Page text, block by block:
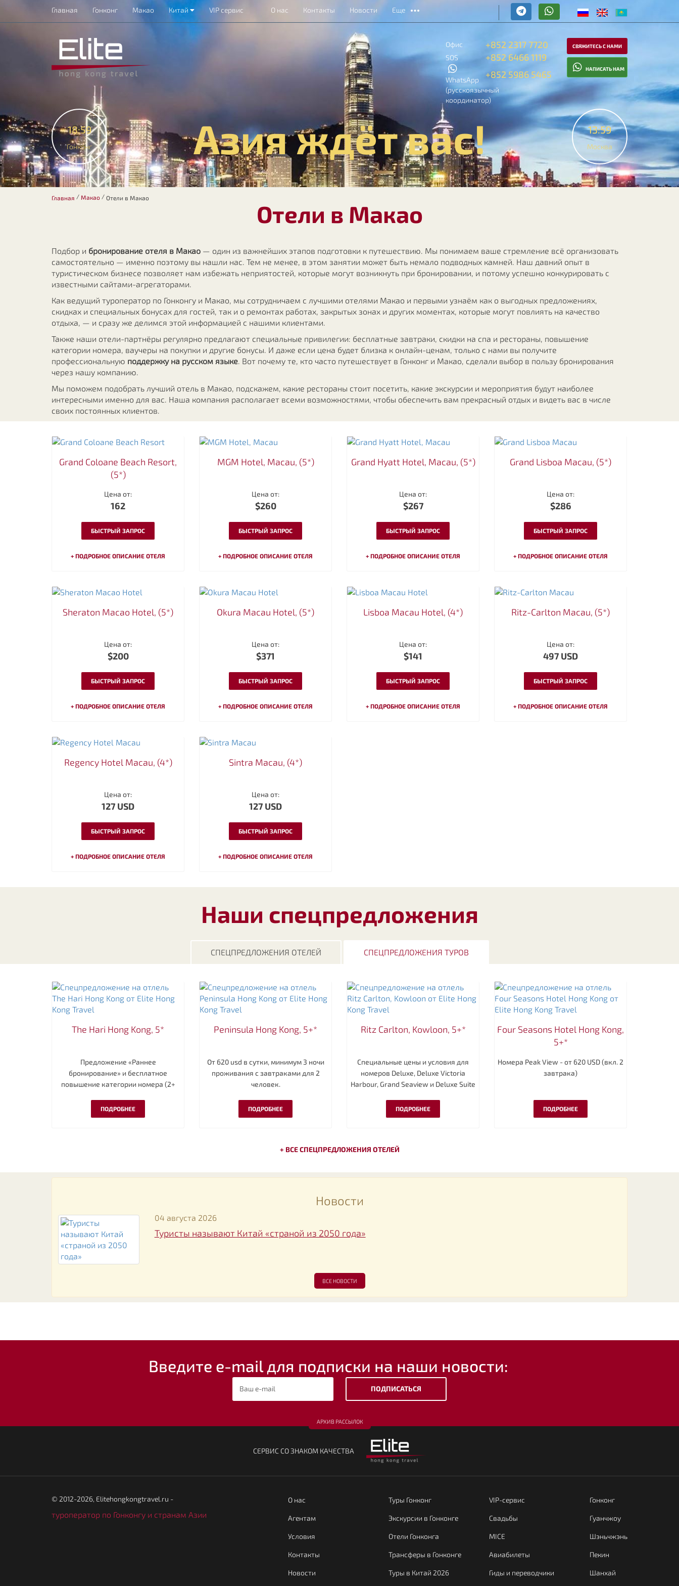
Главная Гонконг Макао Китай VIP сервис О нас Контакты Новости Еще
Офис +852 2317 7720
SOS +852 6466 1119
WhatsApp +852 5986 5465
(русскоязычный
координатор)
СВЯЖИТЕСЬ С НАМИ
НАПИСАТЬ НАМ
18:59
Гонконг Азия ждёт вас! 13:59
Москва
Главная / Макао / Отели в Макао
Отели в Макао
Подбор и бронирование отеля в Макао — один из важнейших этапов подготовки к путешествию. Мы понимаем ваше стремление всё организовать
самостоятельно — именно поэтому вы нашли нас. Тем не менее, в этом занятии может быть немало подводных камней. Наш давний опыт в
туристическом бизнесе позволяет нам избежать неприятостей, которые могут возникнуть при бронировании, и потому успешно конкурировать с
известными сайтами-агрегаторами.
Как ведущий туроператор по Гонконгу и Макао, мы сотрудничаем с лучшими отелями Макао и первыми узнаём как о выгодных предложениях,
скидках и специальных бонусах для гостей, так и о ремонтах работах, закрытых зонах и других моментах, которые могут повлиять на качество
отдыха, — и сразу же делимся этой информацией с нашими клиентами.
Также наши отели-партнёры регулярно предлагают специальные привилегии: бесплатные завтраки, скидки на спа и рестораны, повышение
категории номера, ваучеры на покупки и другие бонусы. И даже если цена будет близка к онлайн-ценам, только с нами вы получите
профессиональную поддержку на русском языке . Вот почему те, кто часто путешествует в Гонконг и Макао, сделали выбор в пользу бронирования
через нашу компанию.
Мы поможем подобрать лучший отель в Макао, подскажем, какие рестораны стоит посетить, какие экскурсии и мероприятия будут наиболее
интересными именно для вас. Наша компания располагает всеми возможностями, чтобы обеспечить вам прекрасный отдых и видеть вас в числе
своих постоянных клиентов.
Grand Coloane Beach Resort,
(5*)
Цена от:
162
БЫСТРЫЙ ЗАПРОС
+ ПОДРОБНОЕ ОПИСАНИЕ ОТЕЛЯ
MGM Hotel, Macau, (5*)
Цена от:
$260
БЫСТРЫЙ ЗАПРОС
+ ПОДРОБНОЕ ОПИСАНИЕ ОТЕЛЯ
Grand Hyatt Hotel, Macau, (5*)
Цена от:
$267
БЫСТРЫЙ ЗАПРОС
+ ПОДРОБНОЕ ОПИСАНИЕ ОТЕЛЯ
Grand Lisboa Macau, (5*)
Цена от:
$286
БЫСТРЫЙ ЗАПРОС
+ ПОДРОБНОЕ ОПИСАНИЕ ОТЕЛЯ
Sheraton Macao Hotel, (5*)
Цена от:
$200
БЫСТРЫЙ ЗАПРОС
+ ПОДРОБНОЕ ОПИСАНИЕ ОТЕЛЯ
Okura Macau Hotel, (5*)
Цена от:
$371
БЫСТРЫЙ ЗАПРОС
+ ПОДРОБНОЕ ОПИСАНИЕ ОТЕЛЯ
Lisboa Macau Hotel, (4*)
Цена от:
$141
БЫСТРЫЙ ЗАПРОС
+ ПОДРОБНОЕ ОПИСАНИЕ ОТЕЛЯ
Ritz-Carlton Macau, (5*)
Цена от:
497 USD
БЫСТРЫЙ ЗАПРОС
+ ПОДРОБНОЕ ОПИСАНИЕ ОТЕЛЯ
Regency Hotel Macau, (4*)
Цена от:
127 USD
БЫСТРЫЙ ЗАПРОС
+ ПОДРОБНОЕ ОПИСАНИЕ ОТЕЛЯ
Sintra Macau, (4*)
Цена от:
127 USD
БЫСТРЫЙ ЗАПРОС
+ ПОДРОБНОЕ ОПИСАНИЕ ОТЕЛЯ
Наши спецпредложения
СПЕЦПРЕДЛОЖЕНИЯ ОТЕЛЕЙ СПЕЦПРЕДЛОЖЕНИЯ ТУРОВ
The Hari Hong Kong, 5*
Предложение «Раннее
бронирование» и бесплатное
повышение категории номера (2+
ПОДРОБНЕЕ
Peninsula Hong Kong, 5+*
От 620 usd в сутки, минимум 3 ночи
проживания с завтраками для 2
человек.
ПОДРОБНЕЕ
Ritz Carlton, Kowloon, 5+*
Специальные цены и условия для
номеров Deluxe, Deluxe Victoria
Harbour, Grand Seaview и Deluxe Suite
ПОДРОБНЕЕ
Four Seasons Hotel Hong Kong,
5+*
Номера Peak View - от 620 USD (вкл. 2
завтрака)
ПОДРОБНЕЕ
+ ВСЕ СПЕЦПРЕДЛОЖЕНИЯ ОТЕЛЕЙ
Новости
04 августа 2026
Туристы называют Китай «страной из 2050 года»
ВСЕ НОВОСТИ
Введите e-mail для подписки на наши новости:
ПОДПИСАТЬСЯ
АРХИВ РАССЫЛОК
CЕРВИС СО ЗНАКОМ КАЧЕСТВА
© 2012-2026, Elitehongkongtravel.ru -
туроператор по Гонконгу и странам Азии
О нас
Агентам
Условия
Контакты
Новости
Туры Гонконг
Экскурсии в Гонконге
Отели Гонконга
Трансферы в Гонконге
Туры в Китай 2026
VIP-сервис
Свадьбы
MICE
Авиабилеты
Гиды и переводчики
Гонконг
Гуанчжоу
Шэньчжэнь
Пекин
Шанхай